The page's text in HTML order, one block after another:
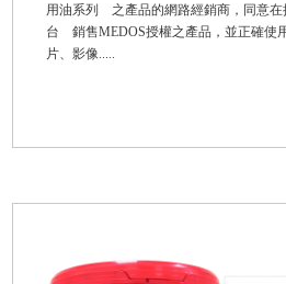
用油系列 之產品的網路經銷商，同意
台 銷售MEDOS授權之產品，並正確使
片、影像.....